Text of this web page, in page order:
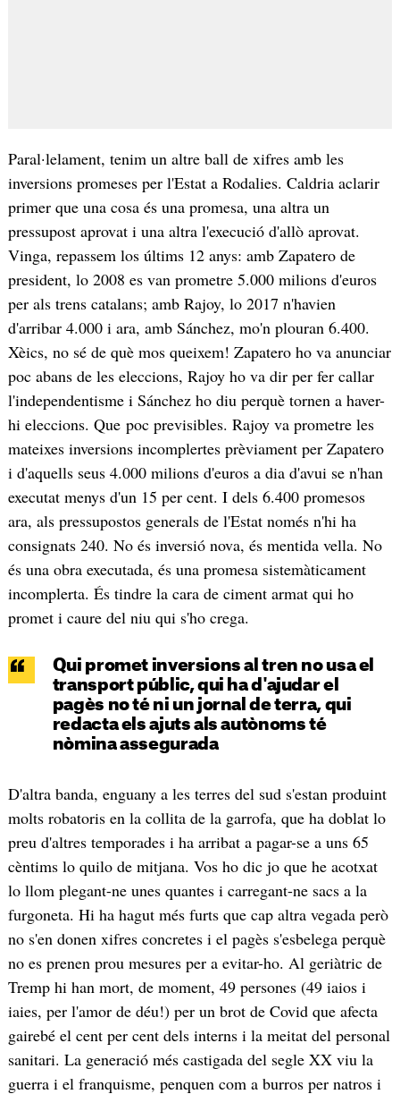
Paral·lelament, tenim un altre ball de xifres amb les
inversions promeses per l'Estat a Rodalies. Caldria aclarir
primer que una cosa és una promesa, una altra un
pressupost aprovat i una altra l'execució d'allò aprovat.
Vinga, repassem los últims 12 anys: amb Zapatero de
president, lo 2008 es van prometre 5.000 milions d'euros
per als trens catalans; amb Rajoy, lo 2017 n'havien
d'arribar 4.000 i ara, amb Sánchez, mo'n plouran 6.400.
Xèics, no sé de què mos queixem! Zapatero ho va anunciar
poc abans de les eleccions, Rajoy ho va dir per fer callar
l'independentisme i Sánchez ho diu perquè tornen a haver-
hi eleccions. Que poc previsibles. Rajoy va prometre les
mateixes inversions incomplertes prèviament per Zapatero
i d'aquells seus 4.000 milions d'euros a dia d'avui se n'han
executat menys d'un 15 per cent. I dels 6.400 promesos
ara, als pressupostos generals de l'Estat només n'hi ha
consignats 240. No és inversió nova, és mentida vella. No
és una obra executada, és una promesa sistemàticament
incomplerta. És tindre la cara de ciment armat qui ho
promet i caure del niu qui s'ho crega.
Qui promet inversions al tren no usa el
transport públic, qui ha d'ajudar el
pagès no té ni un jornal de terra, qui
redacta els ajuts als autònoms té
nòmina assegurada
D'altra banda, enguany a les terres del sud s'estan produint
molts robatoris en la collita de la garrofa, que ha doblat lo
preu d'altres temporades i ha arribat a pagar-se a uns 65
cèntims lo quilo de mitjana. Vos ho dic jo que he acotxat
lo llom plegant-ne unes quantes i carregant-ne sacs a la
furgoneta. Hi ha hagut més furts que cap altra vegada però
no s'en donen xifres concretes i el pagès s'esbelega perquè
no es prenen prou mesures per a evitar-ho. Al geriàtric de
Tremp hi han mort, de moment, 49 persones (49 iaios i
iaies, per l'amor de déu!) per un brot de Covid que afecta
gairebé el cent per cent dels interns i la meitat del personal
sanitari. La generació més castigada del segle XX viu la
guerra i el franquisme, penquen com a burros per natros i